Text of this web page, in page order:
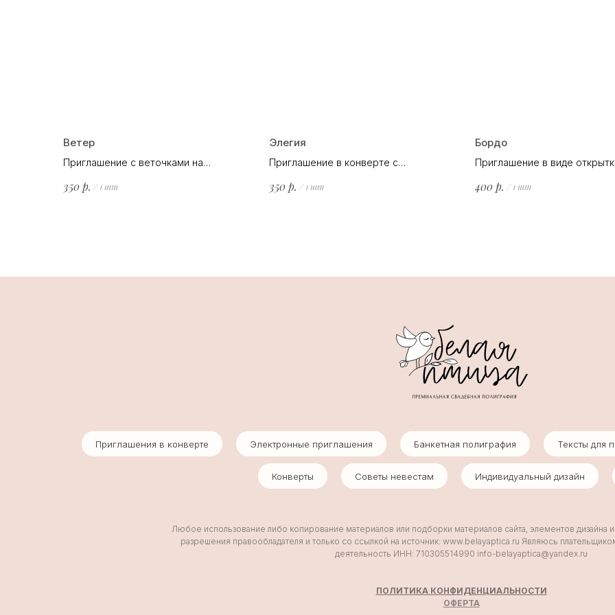
Ветер
Приглашение с веточками на
350р. / 1 шт
Элегия
Приглашение в конверте с
350р. / 1 шт
Бордо
Приглашение в виде
400р. / 1 шт
Приглашения в конверте Электронные приглашения Банкетная полиграфия Тексты для
Конверты Советы невестам Индивидуальный дизайн
Любое использование либо копирование материалов или подборки материалов сайта, элементов дизайна
разрешения правообладателя и только со ссылкой на источник: www.belayaptica.ru Являюсь
деятельность ИНН: 710305514990 info-belayaptica@yandex.ru
ПОЛИТИКА КОНФИДЕНЦИАЛЬНОСТИ
ОФЕРТА